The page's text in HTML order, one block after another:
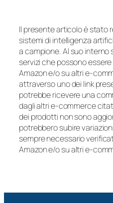
Il presente articolo è stato
sistemi di intelligenza
a campione. Al suo
servizi che possono
Amazon e/o su altri e-
attraverso uno dei link
potrebbe ricevere una
dagli altri e-commerce
dei prodotti non sono
potrebbero subire
sempre necessario
Amazon e/o su altri e-